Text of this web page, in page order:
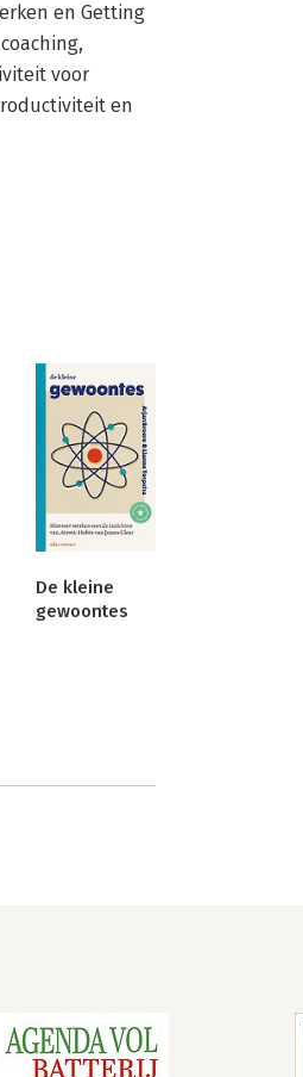
en Getting
voor
en
De kleine
gewoontes